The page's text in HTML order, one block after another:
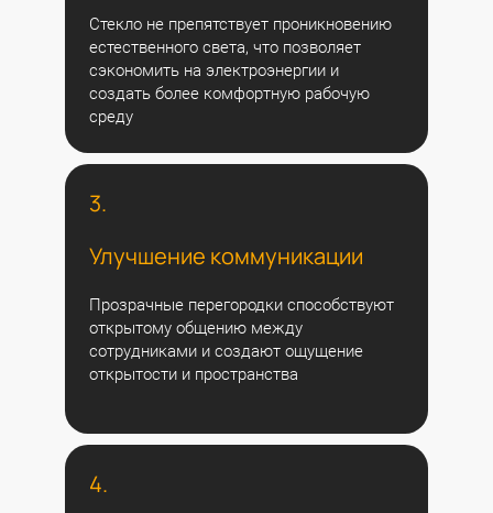
Стекло не препятствует проникновению
естественного света, что позволяет
сэкономить на электроэнергии и
создать более комфортную рабочую
среду
3.
Улучшение коммуникации
Прозрачные перегородки способствуют
открытому общению между
сотрудниками и создают ощущение
открытости и пространства
4.